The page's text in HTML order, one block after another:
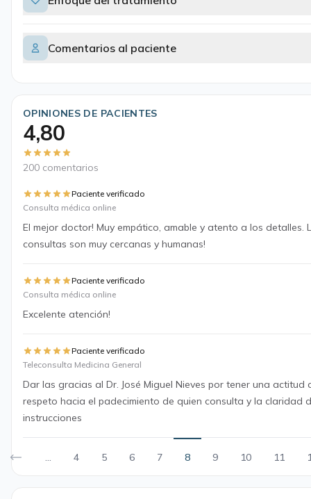
Comentarios al paciente
OPINIONES DE PACIENTES
4,80
200 comentarios
Paciente verificado
Consulta médica online
El mejor doctor! Muy empático, amable y atento a los detalles.
consultas son muy cercanas y humanas!
Paciente verificado
Consulta médica online
Excelente atención!
Paciente verificado
Teleconsulta Medicina General
Dar las gracias al Dr. José Miguel Nieves por tener una actitud
respeto hacia el padecimiento de quien consulta y la claridad
instrucciones
... 4 5 6 7 8 9 10 11